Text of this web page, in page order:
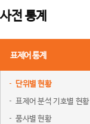
사전 통계
표제어 통계
단위별 현황
표제어 분석 기호별 현황
품사별 현황